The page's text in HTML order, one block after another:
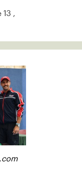
13 ,